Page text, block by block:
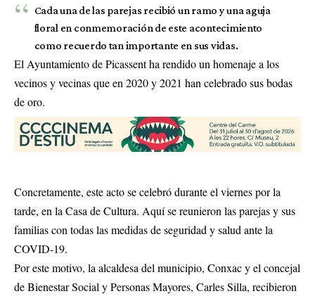
Cada una de las parejas recibió un ramo y una aguja
floral en conmemoración de este acontecimiento
como recuerdo tan importante en sus vidas.
El Ayuntamiento de Picassent ha rendido un homenaje a los
vecinos y vecinas que en 2020 y 2021 han celebrado sus bodas
de oro.
Concretamente, este acto se celebró durante el viernes por la
tarde, en la Casa de Cultura. Aquí se reunieron las parejas y sus
familias con todas las medidas de seguridad y salud ante la
COVID-19.
Por este motivo, la alcaldesa del municipio, Conxac y el concejal
de Bienestar Social y Personas Mayores, Carles Silla, recibieron